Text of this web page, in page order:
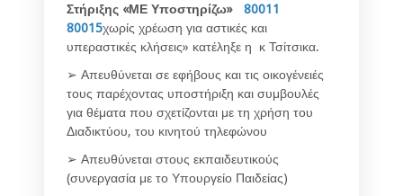
Στήριξης «ΜΕ Υποστηρίζω» 80011
80015χωρίς χρέωση για αστικές και
υπεραστικές κλήσεις» κατέληξε η κ Τσίτσικα.
➢ Απευθύνεται σε εφήβους και τις οικογένειές
τους παρέχοντας υποστήριξη και συμβουλές
για θέματα που σχετίζονται με τη χρήση του
Διαδικτύου, του κινητού τηλεφώνου
➢ Απευθύνεται στους εκπαιδευτικούς
(συνεργασία με το Υπουργείο Παιδείας)